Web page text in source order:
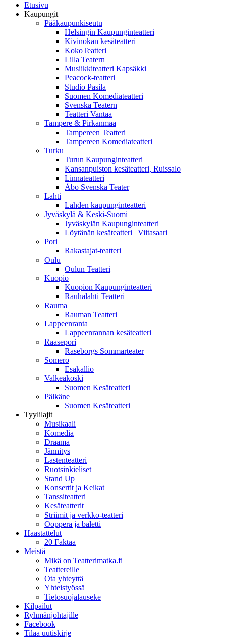
Etusivu
Kaupungit
Pääkaupunkiseutu
Helsingin Kaupunginteatteri
Kivinokan kesäteatteri
KokoTeatteri
Lilla Teatern
Musiikkiteatteri Kapsäkki
Peacock-teatteri
Studio Pasila
Suomen Komediateatteri
Svenska Teatern
Teatteri Vantaa
Tampere & Pirkanmaa
Tampereen Teatteri
Tampereen Komediateatteri
Turku
Turun Kaupunginteatteri
Kansanpuiston kesäteatteri, Ruissalo
Linnateatteri
Åbo Svenska Teater
Lahti
Lahden kaupunginteatteri
Jyväskylä & Keski-Suomi
Jyväskylän Kaupunginteatteri
Löytänän kesäteatteri | Viitasaari
Pori
Rakastajat-teatteri
Oulu
Oulun Teatteri
Kuopio
Kuopion Kaupunginteatteri
Rauhalahti Teatteri
Rauma
Rauman Teatteri
Lappeenranta
Lappeenrannan kesäteatteri
Raasepori
Raseborgs Sommarteater
Somero
Esakallio
Valkeakoski
Suomen Kesäteatteri
Pälkäne
Suomen Kesäteatteri
Tyylilajit
Musikaali
Komedia
Draama
Jännitys
Lastenteatteri
Ruotsinkieliset
Stand Up
Konsertit ja Keikat
Tanssiteatteri
Kesäteatterit
Striimit ja verkko-teatteri
Ooppera ja baletti
Haastattelut
20 Faktaa
Meistä
Mikä on Teatterimatka.fi
Teattereille
Ota yhteyttä
Yhteistyössä
Tietosuojalauseke
Kilpailut
Ryhmänjohtajille
Facebook
Tilaa uutiskirje